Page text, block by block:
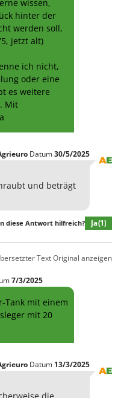
wissen,
hinter der
werden soll,
jetzt alt)
ich nicht,
oder eine
es weitere
Mit
Datum30/5/2025
und beträgt
diese Antwort hilfreich? Ja(1)
TextOriginal anzeigen
7/3/2025
Tank mit einem
mit 20
Datum 13/3/2025